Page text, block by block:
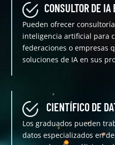
CONSULTOR DE
Pueden ofrecer
inteligencia artificial para
federaciones o empresas
soluciones de IA en sus
CIENTÍFICO DE
Los graduados pueden
datos especializados en